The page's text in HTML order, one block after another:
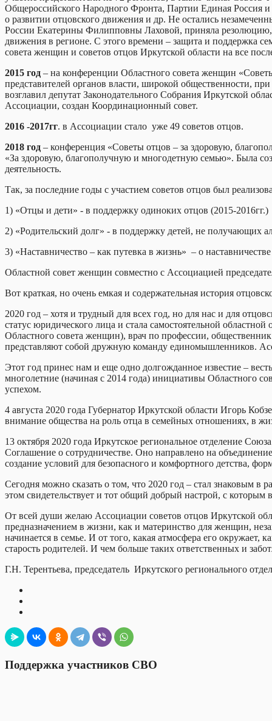
Общероссийского Народного Фронта, Партии Единая Россия
о развитии отцовского движения и др. Не остались
России Екатерины Филипповны Лаховой, приняла резолюцию,
движения в регионе. С этого времени – защита и поддержка
совета женщин и советов отцов Иркутской области на все
2015 год – на конференции Областного совета женщин
представителей органов власти, широкой общественности,
возглавил депутат Законодательного Собрания Иркутской
Ассоциации, создан Координационный совет.
2016 -2017гг. в Ассоциации стало уже 49 советов отцов.
2018 год – конференция «Советы отцов – за здоровую,
«За здоровую, благополучную и многодетную семью». Была
деятельность.
Так, за последние годы с участием советов отцов был
1) «Отцы и дети» - в поддержку одиноких отцов (2015-2016гг.)
2) «Родительский долг» - в поддержку детей, не получающих
3) «Наставничество – как путевка в жизнь» – о
Областной совет женщин совместно с Ассоциацией
Вот краткая, но очень емкая и содержательная история
2020 год – хотя и трудный для всех год, но для нас и для
статус юридического лица и стала самостоятельной
Областного совета женщин), врач по профессии,
представляют собой дружную команду единомышленников.
Этот год принес нам и еще одно долгожданное известие –
многолетние (начиная с 2014 года) инициативы Областного
успехом.
4 августа 2020 года Губернатор Иркутской области Игорь
внимание общества на роль отца в семейных отношениях, в
13 октября 2020 года Иркутское региональное отделение
Соглашение о сотрудничестве. Оно направлено на
создание условий для безопасного и комфортного детства,
Сегодня можно сказать о том, что 2020 год – стал знаковым в
этом свидетельствует и тот общий добрый настрой, с которым
От всей души желаю Ассоциации советов отцов Иркутской
предназначением в жизни, как и материнство для женщин,
начинается в семье. И от того, какая атмосфера его
старость родителей. И чем больше таких ответственных и
Г.Н. Терентьева, председатель Иркутского регионального
Поддержка участников СВО